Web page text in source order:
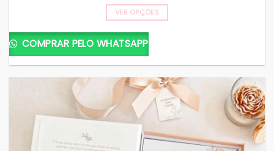
VER OPÇÕES
COMPRAR PELO WHATSAPP